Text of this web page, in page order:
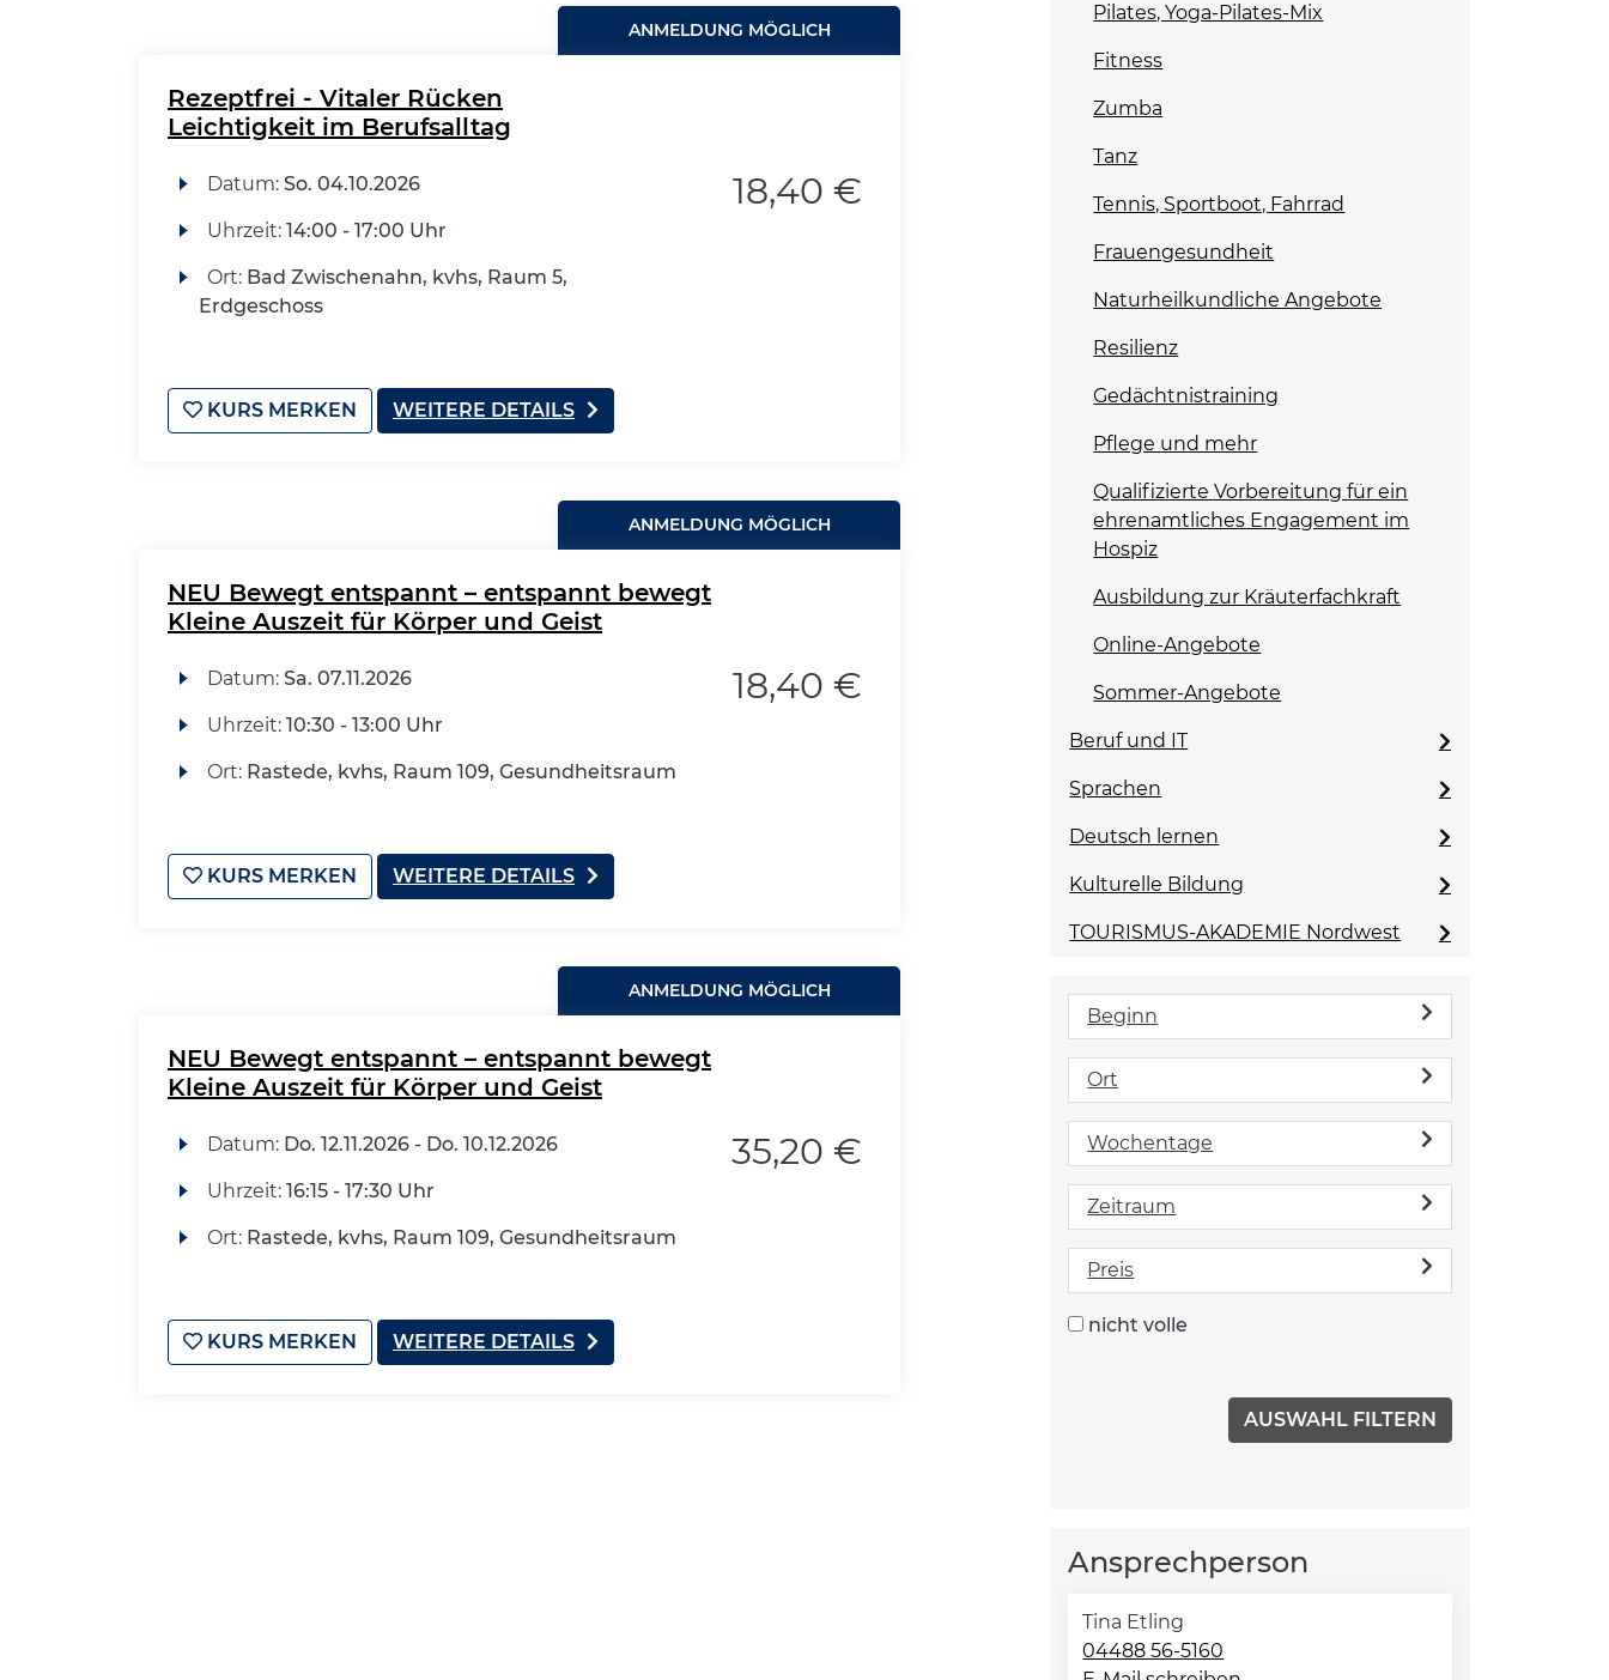
ANMELDUNG MÖGLICH
Rezeptfrei - Vitaler Rücken
Leichtigkeit im Berufsalltag
Datum: So. 04.10.2026
Uhrzeit: 14:00 - 17:00 Uhr
Ort: Bad Zwischenahn, kvhs, Raum 5,
Erdgeschoss
18,40 €
KURS MERKEN WEITERE DETAILS
ANMELDUNG MÖGLICH
NEU Bewegt entspannt – entspannt bewegt
Kleine Auszeit für Körper und Geist
Datum: Sa. 07.11.2026
Uhrzeit: 10:30 - 13:00 Uhr
Ort: Rastede, kvhs, Raum 109, Gesundheitsraum
18,40 €
KURS MERKEN WEITERE DETAILS
ANMELDUNG MÖGLICH
NEU Bewegt entspannt – entspannt bewegt
Kleine Auszeit für Körper und Geist
Datum: Do. 12.11.2026 - Do. 10.12.2026
Uhrzeit: 16:15 - 17:30 Uhr
Ort: Rastede, kvhs, Raum 109, Gesundheitsraum
35,20 €
KURS MERKEN WEITERE DETAILS
Pilates, Yoga-Pilates-Mix
Fitness
Zumba
Tanz
Tennis, Sportboot, Fahrrad
Frauengesundheit
Naturheilkundliche Angebote
Resilienz
Gedächtnistraining
Pflege und mehr
Qualifizierte Vorbereitung für ein
ehrenamtliches Engagement im
Hospiz
Ausbildung zur Kräuterfachkraft
Online-Angebote
Sommer-Angebote
Beruf und IT
Sprachen
Deutsch lernen
Kulturelle Bildung
TOURISMUS-AKADEMIE Nordwest
Beginn
Ort
Wochentage
Zeitraum
Preis
nicht volle
Ansprechperson
Tina Etling
04488 56-5160